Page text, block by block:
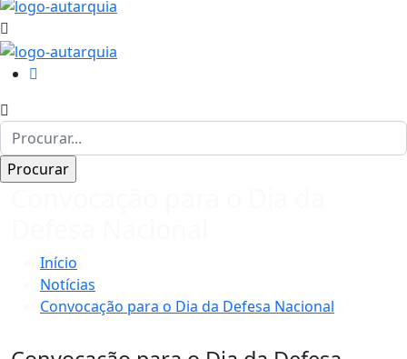
Início
Notícias
Convocação para o Dia da Defesa Nacional